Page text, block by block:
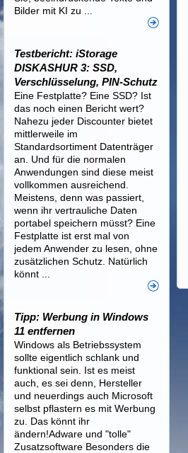
Bilder mit KI zu ...
Testbericht: iStorage
DISKASHUR 3: SSD,
Verschlüsselung, PIN-Schutz
Eine Festplatte? Eine SSD? Ist
das noch einen Bericht wert?
Nahezu jeder Discounter bietet
mittlerweile im
Standardsortiment Datenträger
an. Und für die normalen
Anwendungen sind diese meist
vollkommen ausreichend.
Meistens, denn was passiert,
wenn ihr vertrauliche Daten
portabel speichern müsst? Eine
Festplatte ist erst mal von
jedem Anwender zu lesen, ohne
zusätzlichen Schutz. Natürlich
könnt ...
Tipp: Werbung in Windows
11 entfernen
Windows als Betriebssystem
sollte eigentlich schlank und
funktional sein. Ist es meist
auch, es sei denn, Hersteller
und neuerdings auch Microsoft
selbst pflastern es mit Werbung
zu. Das könnt ihr
ändern!Adware und "tolle"
Zusatzsoftware Besonders die